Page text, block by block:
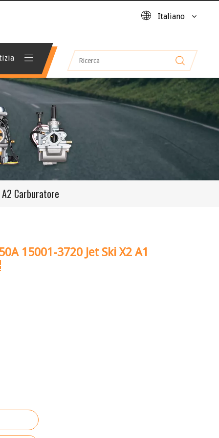
Italiano
Carburatore
15001-3720 Jet Ski X2 A1